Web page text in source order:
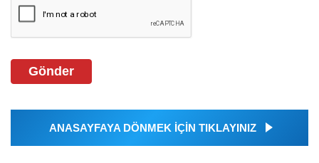
Gönder
ANASAYFAYA DÖNMEK İÇİN TIKLAYINIZ